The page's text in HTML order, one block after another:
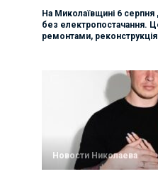
На Миколаївщині 6 серпня
без електропостачання.
ремонтами,
Новости Николаева